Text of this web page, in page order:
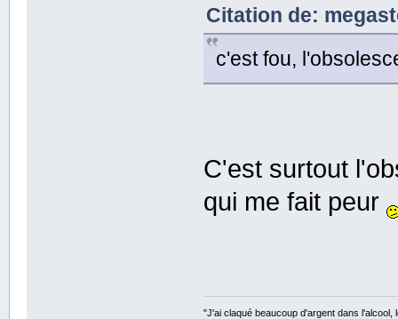
Citation de:
c'est fou,
C'est surtout
qui me fait peur
"J'ai claqué beaucoup d'argent dans